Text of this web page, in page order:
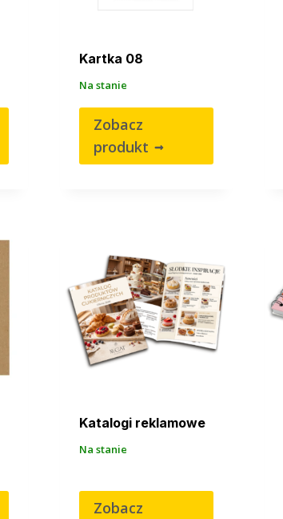
Kartka 08
Na stanie
Zobacz
produkt
Katalogi reklamowe
Na stanie
Zobacz